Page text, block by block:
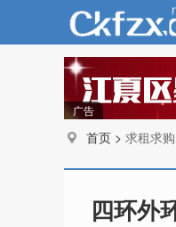
广告
首页 > 求租求购
四环外